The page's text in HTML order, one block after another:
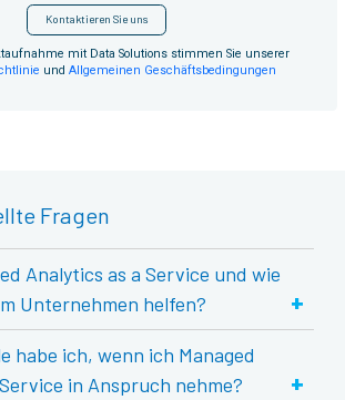
Kontaktieren Sie uns
mit Data Solutions stimmen Sie unserer
und Allgemeinen Geschäftsbedingungen
Fragen
Analytics as a Service und wie
Unternehmen helfen?
+
habe ich, wenn ich Managed
in Anspruch nehme?
+